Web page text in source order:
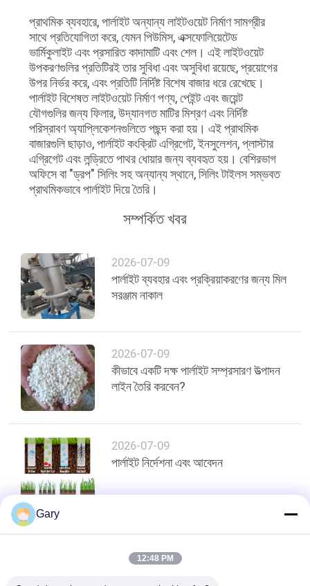
প্রাথমিক ব্যবহারে, পার্লাইট অন্যান্য লাইটওয়েট নির্মাণ সামগ্রীর
সাথে প্রতিযোগিতা করে, যেমন পিউমিস, এক্সফোলিয়েটেড
ভার্মিকুলাইট এবং প্রসারিত কাদামাটি এবং শেল। এই লাইটওয়েট
উপকরণগুলির প্রতিটিরই তার সুবিধা এবং অসুবিধা রয়েছে, প্রয়োগের
উপর নির্ভর করে, এবং প্রতিটি নির্দিষ্ট বিশেষ বাজার ধরে রেখেছে।
পার্লাইট বিশেষত লাইটওয়েট নির্মাণ পণ্য, পেইন্ট এবং জয়েন্ট
যৌগগুলির জন্য ফিলার, উদ্যানগত মাটির মিশ্রণ এবং নির্দিষ্ট
পরিস্রাবণ অ্যাপ্লিকেশনগুলিতে পছন্দ করা হয়। এই প্রাথমিক
বাজারগুলি ছাড়াও, পার্লাইট কংক্রিট এগ্রিগেট, ইনসুলেশন, প্লাস্টার
এগ্রিগেট এবং লন্ড্রিতে পাথর ধোয়ার জন্য ব্যবহৃত হয়। বেশিরভাগ
অফিসে বা "ড্রপ" সিলিং সহ অন্যান্য স্থানে, সিলিং টাইলস সম্ভবত
প্রাথমিকভাবে পার্লাইট দিয়ে তৈরি।
সম্পর্কিত খবর
2026-07-09
পার্লাইট ব্যবহার এবং প্রক্রিয়াকরণের জন্য মিল
সরঞ্জাম নাকাল
2026-07-09
কীভাবে একটি দক্ষ পার্লাইট সম্প্রসারণ উত্পাদন
লাইন তৈরি করবেন?
2026-07-09
পার্লাইট নির্দেশনা এবং আবেদন
শীর্ষ
Gary
12:48 PM